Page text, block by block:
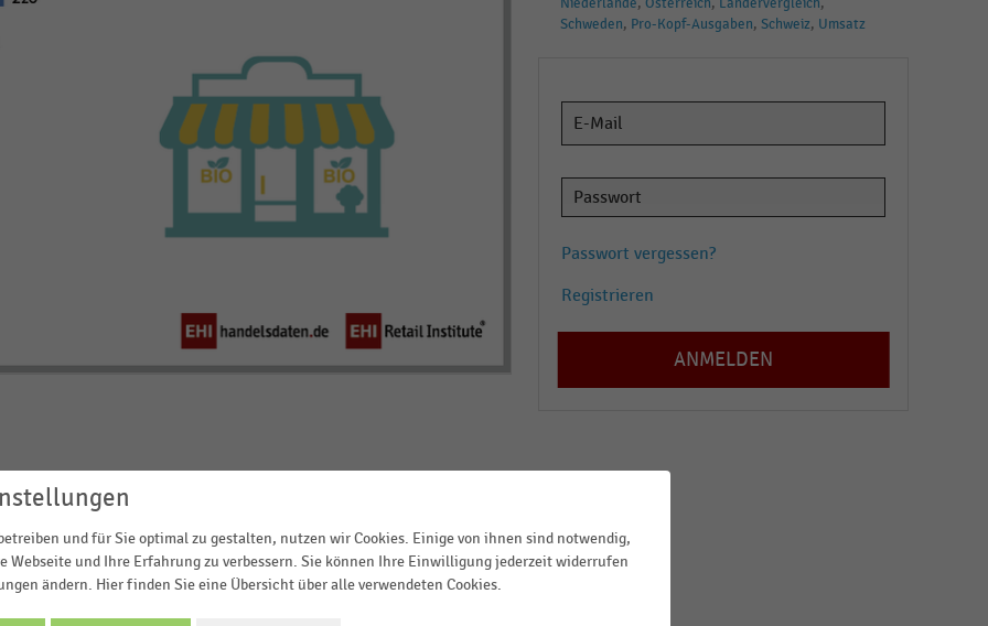
zeigt sich 2023 in vielen Ländern wieder im Aufwind,
vom Forschungsinstitut für biologischen Landbau (FiBL)
Europa offenbaren deutliche Unterschiede im
und die Niederlande zweistellige Wachstumsraten
und Schweden Umsatzeinbußen hinnehmen. Die
Entwicklungen im Pro-Kopf-Verbrauch, bei den
Schweden Pro-Kopf-Ausgaben Schweiz Umsatz
Passwort vergessen?
Registrieren
und für Sie optimal zu gestalten, nutzen wir Cookies. Einige von ihnen sind notwendig,
Webseite und Ihre Erfahrung zu verbessern. Sie können Ihre Einwilligung jederzeit widerrufen
ändern. Hier finden Sie eine Übersicht über alle verwendeten Cookies.